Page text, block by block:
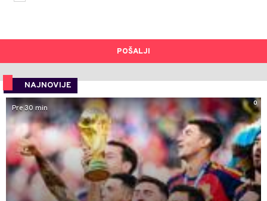
POŠALJI
NAJNOVIJE
0
Pre 30 min